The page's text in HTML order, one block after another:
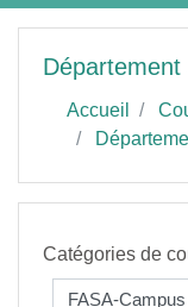
Département
Accueil
Catégories de